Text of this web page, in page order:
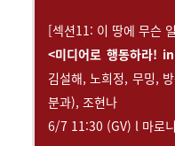
[섹션11: 이 땅에 무슨
<미디어로 행동하라!
김설해, 노희정, 무밍,
분과), 조현나
6/7 11:30 (GV) l 마로